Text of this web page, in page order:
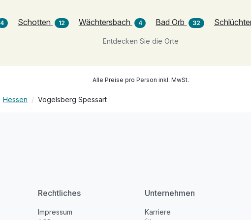
4 Schotten 12 Wächtersbach 4 Bad Orb 32
Entdecken Sie die Orte
Alle Preise pro Person inkl. MwSt.
Hessen Vogelsberg Spessart
Rechtliches
Impressum
Unternehmen
Karriere